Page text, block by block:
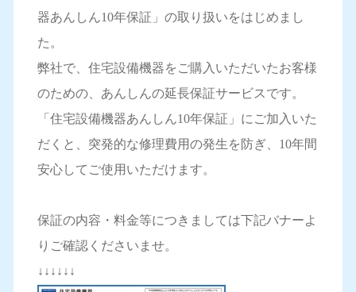
器あんしん10年保証」の取り扱いをはじめまし
た。
弊社で、住宅設備機器をご購入いただいたお客様
のための、あんしんの延長保証サービスです。
「住宅設備機器あんしん10年保証」にご加入いた
だくと、突発的な修理費用の発生を防ぎ、10年間
安心してご使用いただけます。
保証の内容・料金等につきましては下記バナーよ
りご確認くださいませ。
↓↓↓↓↓↓